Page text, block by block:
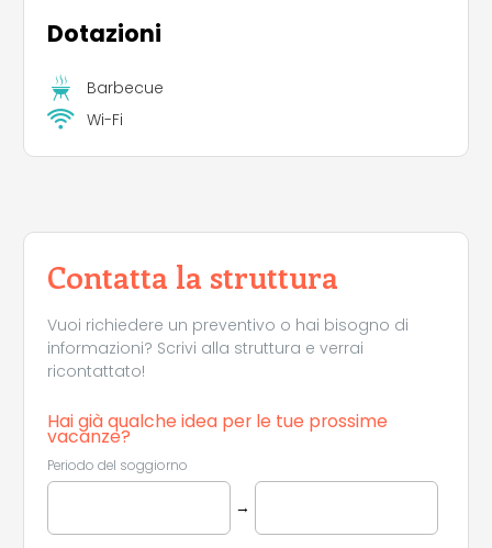
Dotazioni
Barbecue
Wi-Fi
Contatta la struttura
Vuoi richiedere un preventivo o hai bisogno di
informazioni? Scrivi alla struttura e verrai
ricontattato!
Hai già qualche idea per le tue prossime
vacanze?
Periodo del soggiorno
→